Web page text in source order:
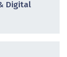
Digital